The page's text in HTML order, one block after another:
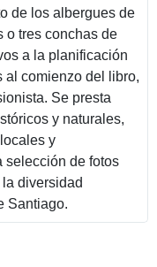
de los albergues de
o tres conchas de
a la planificación
al comienzo del libro,
Se presta
y naturales,
y
selección de fotos
diversidad
Santiago.